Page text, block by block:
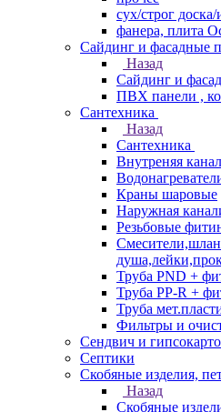
сух/строг
фанера, плита
Сайдинг и фасадные
Назад
Сайдинг и
ПВХ панели ,
Сантехника
Назад
Сантехника
Внутреняя
Краны шаровые
Наружная
Резьбовые
Труба PND +
Труба PP-R +
Труба
Фильтры и
Сендвич и
Септики
Скобяные изделия,
Назад
Скобяные